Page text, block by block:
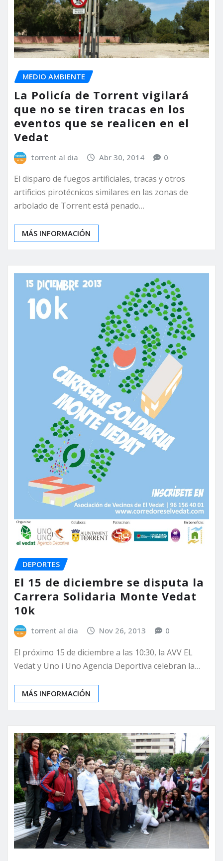
MEDIO AMBIENTE
La Policía de Torrent vigilará
que no se tiren tracas en los
eventos que se realicen en el
Vedat
torrent al dia Abr 30, 2014 0
El disparo de fuegos artificiales, tracas y otros
artificios pirotécnicos similares en las zonas de
arbolado de Torrent está penado…
MÁS INFORMACIÓN
DEPORTES
El 15 de diciembre se disputa la
Carrera Solidaria Monte Vedat
10k
torrent al dia Nov 26, 2013 0
El próximo 15 de diciembre a las 10:30, la AVV EL
Vedat y Uno i Uno Agencia Deportiva celebran la…
MÁS INFORMACIÓN